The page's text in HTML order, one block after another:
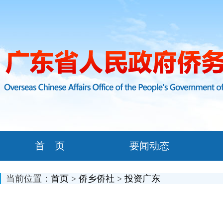
首 页 要闻动态
当前位置： 首页 > 侨乡侨社 > 投资广东